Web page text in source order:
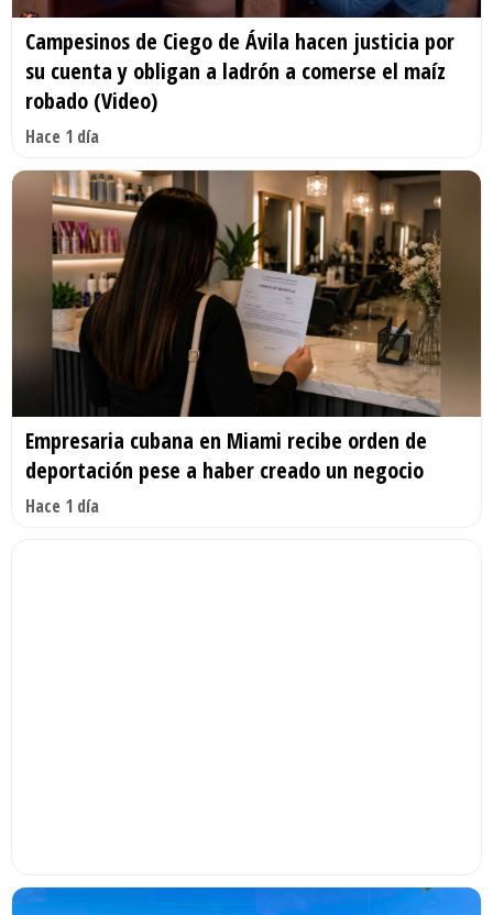
Campesinos de Ciego de Ávila hacen justicia por
su cuenta y obligan a ladrón a comerse el maíz
robado (Video)
Hace 1 día
Empresaria cubana en Miami recibe orden de
deportación pese a haber creado un negocio
Hace 1 día